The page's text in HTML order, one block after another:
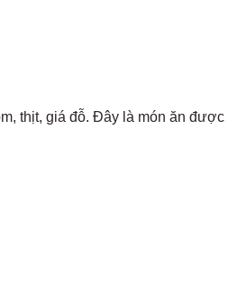
thịt, giá đỗ. Đây là món ăn được